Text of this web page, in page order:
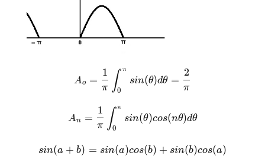
Ao =
π
1 ∫0
π
sin(θ)dθ =
π
2
An =
π
1 ∫0
π
sin(θ)cos(nθ)dθ
sin(a + b) = sin(a)cos(b) + sin(b)cos(a)